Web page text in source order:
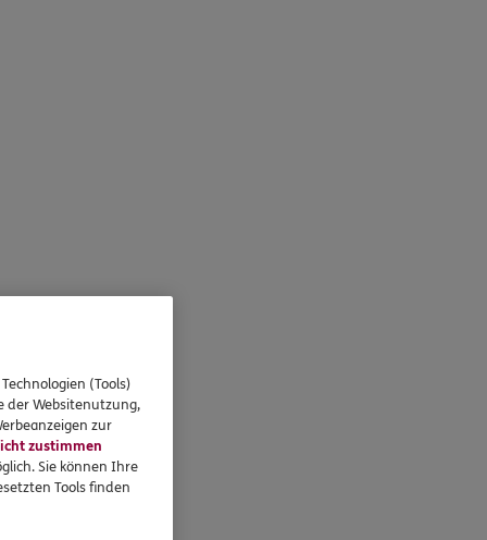
(Tools)
der Websitenutzung,
zur
zustimmen
Sie können Ihre
Tools finden